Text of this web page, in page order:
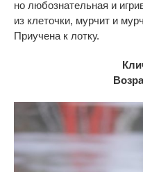
но любознательная и
из клеточки, мурчит и
Приучена к лотку.